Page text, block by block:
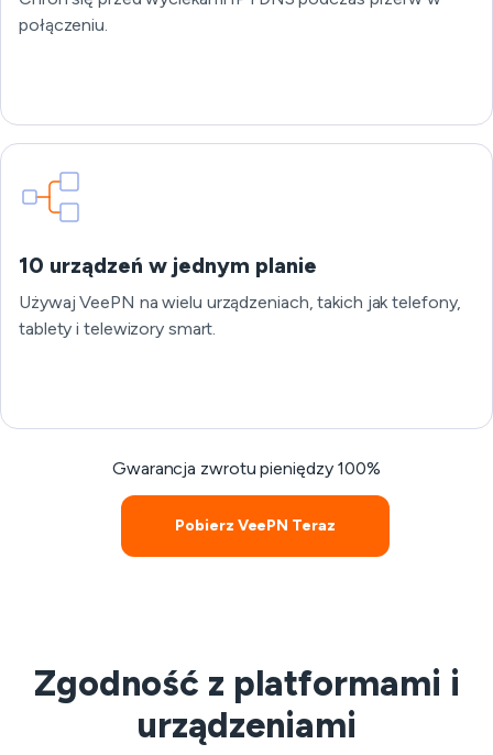
połączeniu.
10 urządzeń w jednym planie
Używaj VeePN na wielu urządzeniach, takich jak telefony,
tablety i telewizory smart.
Gwarancja zwrotu pieniędzy 100%
Pobierz VeePN Teraz
Zgodność z platformami i
urządzeniami